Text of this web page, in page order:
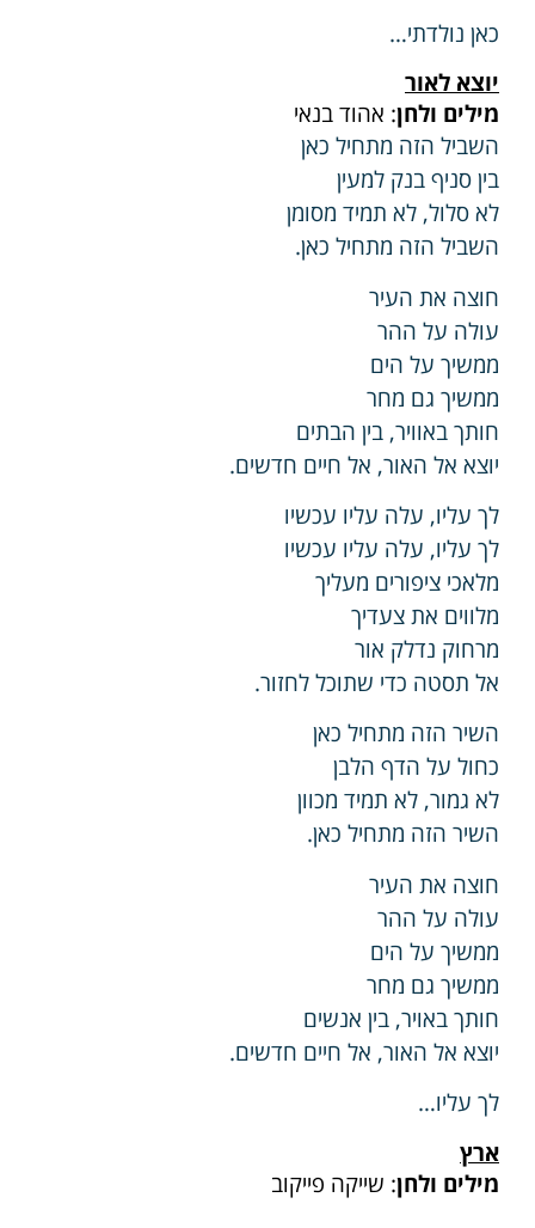
כאן נולדתי…
יוצא לאור
מילים ולחן: אהוד בנאי
השביל הזה מתחיל כאן
בין סניף בנק למעין
לא סלול, לא תמיד מסומן
השביל הזה מתחיל כאן.
חוצה את העיר
עולה על ההר
ממשיך על הים
ממשיך גם מחר
חותך באוויר, בין הבתים
יוצא אל האור, אל חיים חדשים.
לך עליו, עלה עליו עכשיו
לך עליו, עלה עליו עכשיו
מלאכי ציפורים מעליך
מלווים את צעדיך
מרחוק נדלק אור
אל תסטה כדי שתוכל לחזור.
השיר הזה מתחיל כאן
כחול על הדף הלבן
לא גמור, לא תמיד מכוון
השיר הזה מתחיל כאן.
חוצה את העיר
עולה על ההר
ממשיך על הים
ממשיך גם מחר
חותך באויר, בין אנשים
יוצא אל האור, אל חיים חדשים.
לך עליו…
ארץ
מילים ולחן: שייקה פייקוב